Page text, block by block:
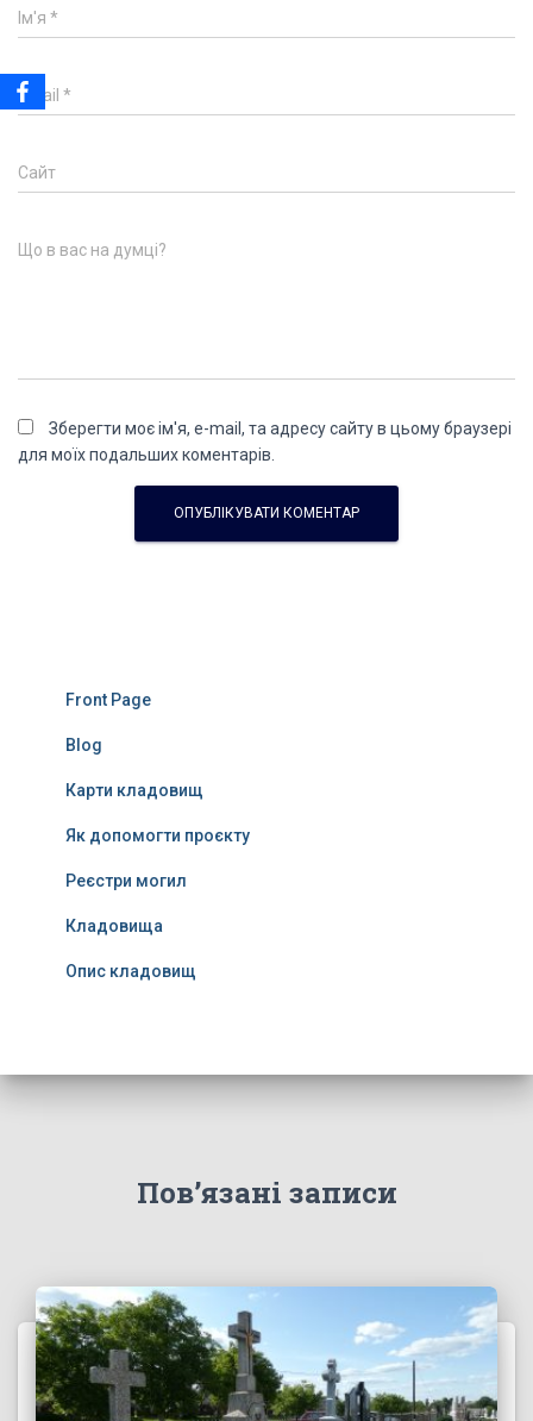
Ім'я *
Email *
Сайт
Що в вас на думці?
Зберегти моє ім'я, e-mail, та адресу сайту в цьому браузері
для моїх подальших коментарів.
Front Page
Blog
Карти кладовищ
Як допомогти проєкту
Реєстри могил
Кладовища
Опис кладовищ
Пов’язані записи